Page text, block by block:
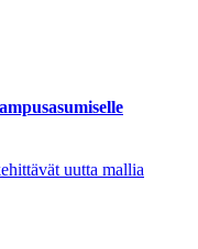
uutta mallia